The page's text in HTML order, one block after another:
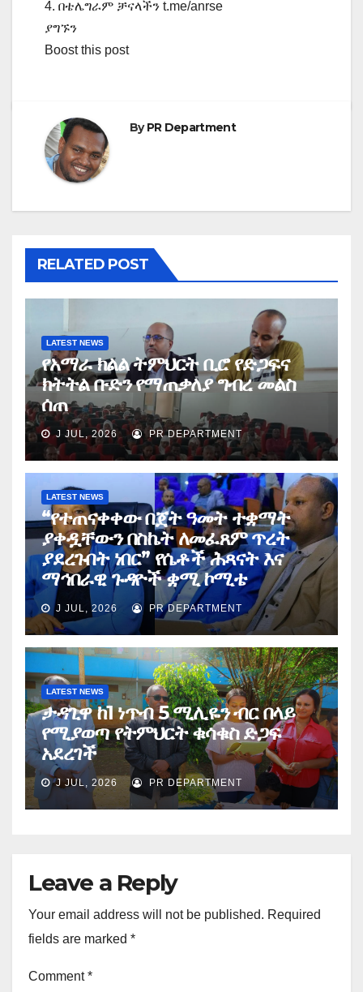
4. በቴሌግራም ቻናላችን t.me/anrse
ያግኙን
Boost this post
ByPR Department
RELATED POST
LATEST NEWS
የአማራ ክልል ትምህርት ቢሮ የድጋፍና
ክትትል ቡድን የማጠቃለያ ግብረ መልስ
ሰጠ
J JUL, 2026 PR DEPARTMENT
LATEST NEWS
“የተጠናቀቀው በጀት ዓመት ተቋማት
ያቀዷቸውን በስኬት ለመፈጸም ጥረት
ያደረጉበት ነበር” የሴቶች ሕጻናት እና
ማኅበራዊ ጉዳዮች ቋሚ ኮሚቴ
J JUL, 2026 PR DEPARTMENT
LATEST NEWS
ታዳጊዋ ከ1 ነጥብ 5 ሚሊዬን ብር በላይ
የሚያወጣ የትምህርት ቁሳቁስ ድጋፍ
አደረገች
J JUL, 2026 PR DEPARTMENT
Leave a Reply
Your email address will not be published. Required
fields are marked *
Comment*